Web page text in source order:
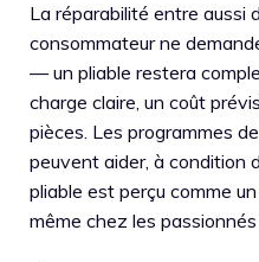
La réparabilité entre aussi
consommateur ne
— un pliable restera
charge claire, un coût
pièces. Les programmes
peuvent aider, à condition
pliable est perçu comme
même chez les